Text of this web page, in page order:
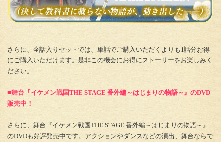
さらに、全話入りセットでは、単話でご購入いただくよりも1話分お得
にご購入いただけます。是非この機会にお得にストーリーをお楽しみく
ださい。
■舞台『イケメン戦国THE STAGE 番外編～はじまりの物語～』のDVD
販売中！
さらに、舞台『イケメン戦国THE STAGE 番外編～はじまりの物語～』
のDVDも好評発売中です。アクションやダンスなどの演出、舞台ならで